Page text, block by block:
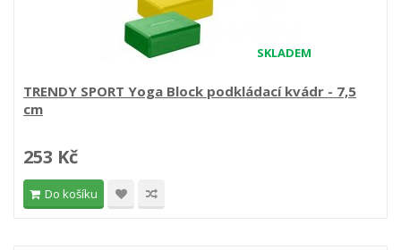
SKLADEM
TRENDY SPORT Yoga Block podkládací kvádr - 7,5
cm
253 Kč
Do košíku